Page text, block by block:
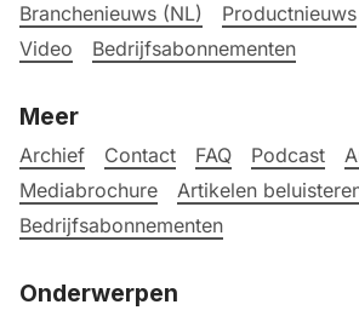
Branchenieuws (NL)
Productnieuws
Video
Bedrijfsabonnementen
Meer
Archief Contact FAQ Podcast
Mediabrochure
Artikelen
Bedrijfsabonnementen
Onderwerpen